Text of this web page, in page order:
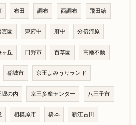
布田 調布 西調布 飛田給
霊園 東府中 府中 分倍河原
ヶ丘 日野市 百草園 高幡不動
稲城市 京王よみうりランド
堀の内 京王多摩センター 八王子市
相模原市 橋本 新江古田